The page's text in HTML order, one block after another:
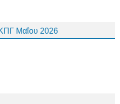
Μαΐου 2026